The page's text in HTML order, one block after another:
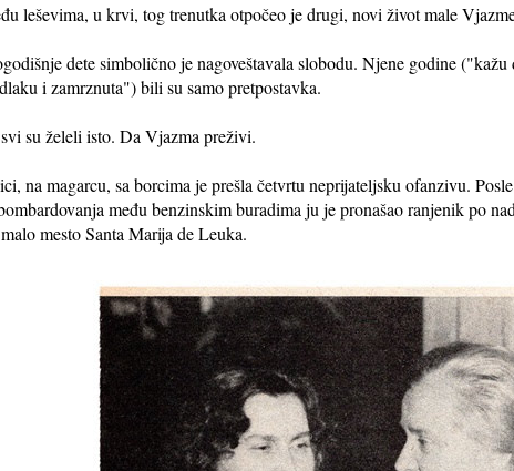
leševima, u krvi, tog trenutka otpočeo je drugi, novi život male
dete simbolično je nagoveštavala slobodu. Njene godine
i zamrznuta") bili su samo pretpostavka.
su želeli isto. Da Vjazma preživi.
na magarcu, sa borcima je prešla četvrtu neprijateljsku ofanzivu.
među benzinskim buradima ju je pronašao ranjenik po
mesto Santa Marija de Leuka.